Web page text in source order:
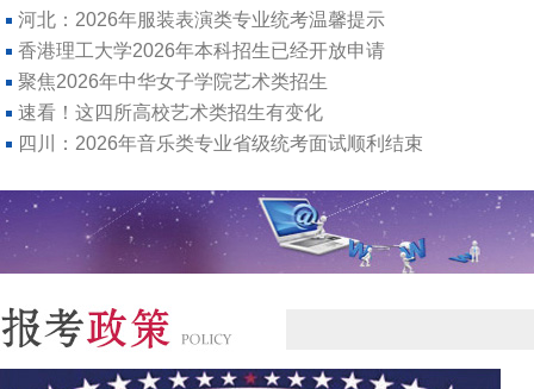
河北：2026年服装表演类专业统考温馨提示
香港理工大学2026年本科招生已经开放申请
聚焦2026年中华女子学院艺术类招生
速看！这四所高校艺术类招生有变化
四川：2026年音乐类专业省级统考面试顺利结束